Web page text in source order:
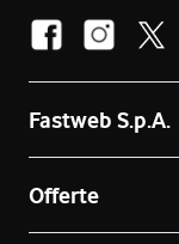
Fastweb S.p.A.
Offerte